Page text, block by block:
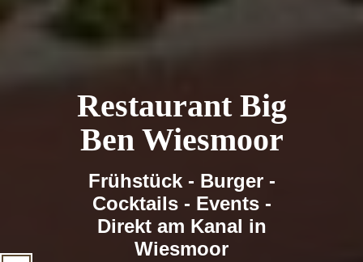
Restaurant Big
Ben Wiesmoor
Frühstück - Burger -
Cocktails - Events -
Direkt am Kanal in
Wiesmoor